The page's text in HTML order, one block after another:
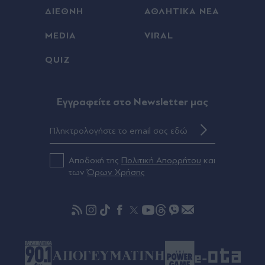
Κόμμα Καρυστιανού: Νέα αποχώρηση με αιχμές -
κάστα", φίμωση και αυθαιρεσία
Πριν 43 λεπτά
άρωµα Ελλάδας: Η διεθνούς φήμης καλλονή
αποχαιρέτησε τον Ιούλιο με εντυπωσιακές
Πριν 43 λεπτά
μου έχει μεταστάσεις στα οστά - Έπινα 4 λίτρα
βότκα τη μέρα, κάπνιζα κρακ κάθε 15 λεπτά"
ΔΙΕΘΝΗ ΑΘΛΗΤΙΚΑ ΝΕΑ
MEDIA VIRAL
QUIZ
Eγγραφείτε στο Newsletter μας
Αποδοχή της Πολιτική Απορρήτου και
τωνΌρων Χρήσης